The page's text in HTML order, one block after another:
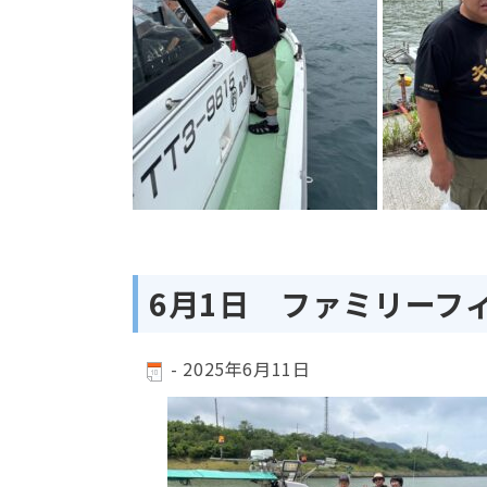
6月1日 ファミリーフ
- 2025年6月11日